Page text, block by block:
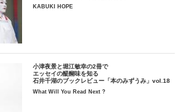
KABUKI HOPE
小津夜景と堀江敏幸の2冊で
エッセイの醍醐味を知る
石井千湖のブックレビュー「本のみずうみ」vol.18
What Will You Read Next ?